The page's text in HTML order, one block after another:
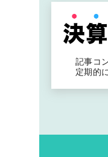
記事コ
定期的